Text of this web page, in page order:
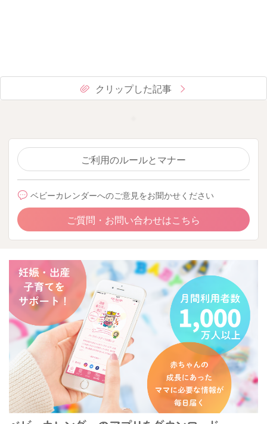
クリップした記事
ご利用のルールとマナー
ベビーカレンダーへのご意見をお聞かせください
ご質問・お問い合わせはこちら